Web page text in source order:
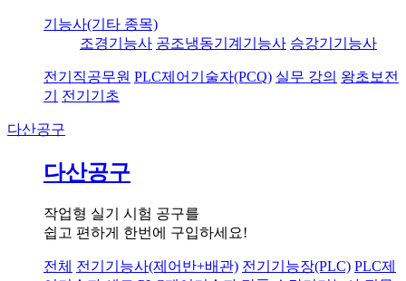
기능사(기타 종목)
조경기능사 공조냉동기계기능사 승강기기능사
전기직공무원 PLC제어기술자(PCQ) 실무 강의 왕초보전
기
전기기초
다산공구
다산공구
작업형 실기 시험 공구를
쉽고 편하게 한번에 구입하세요!
전체 전기기능사(제어반+배관) 전기기능장(PLC) PLC제